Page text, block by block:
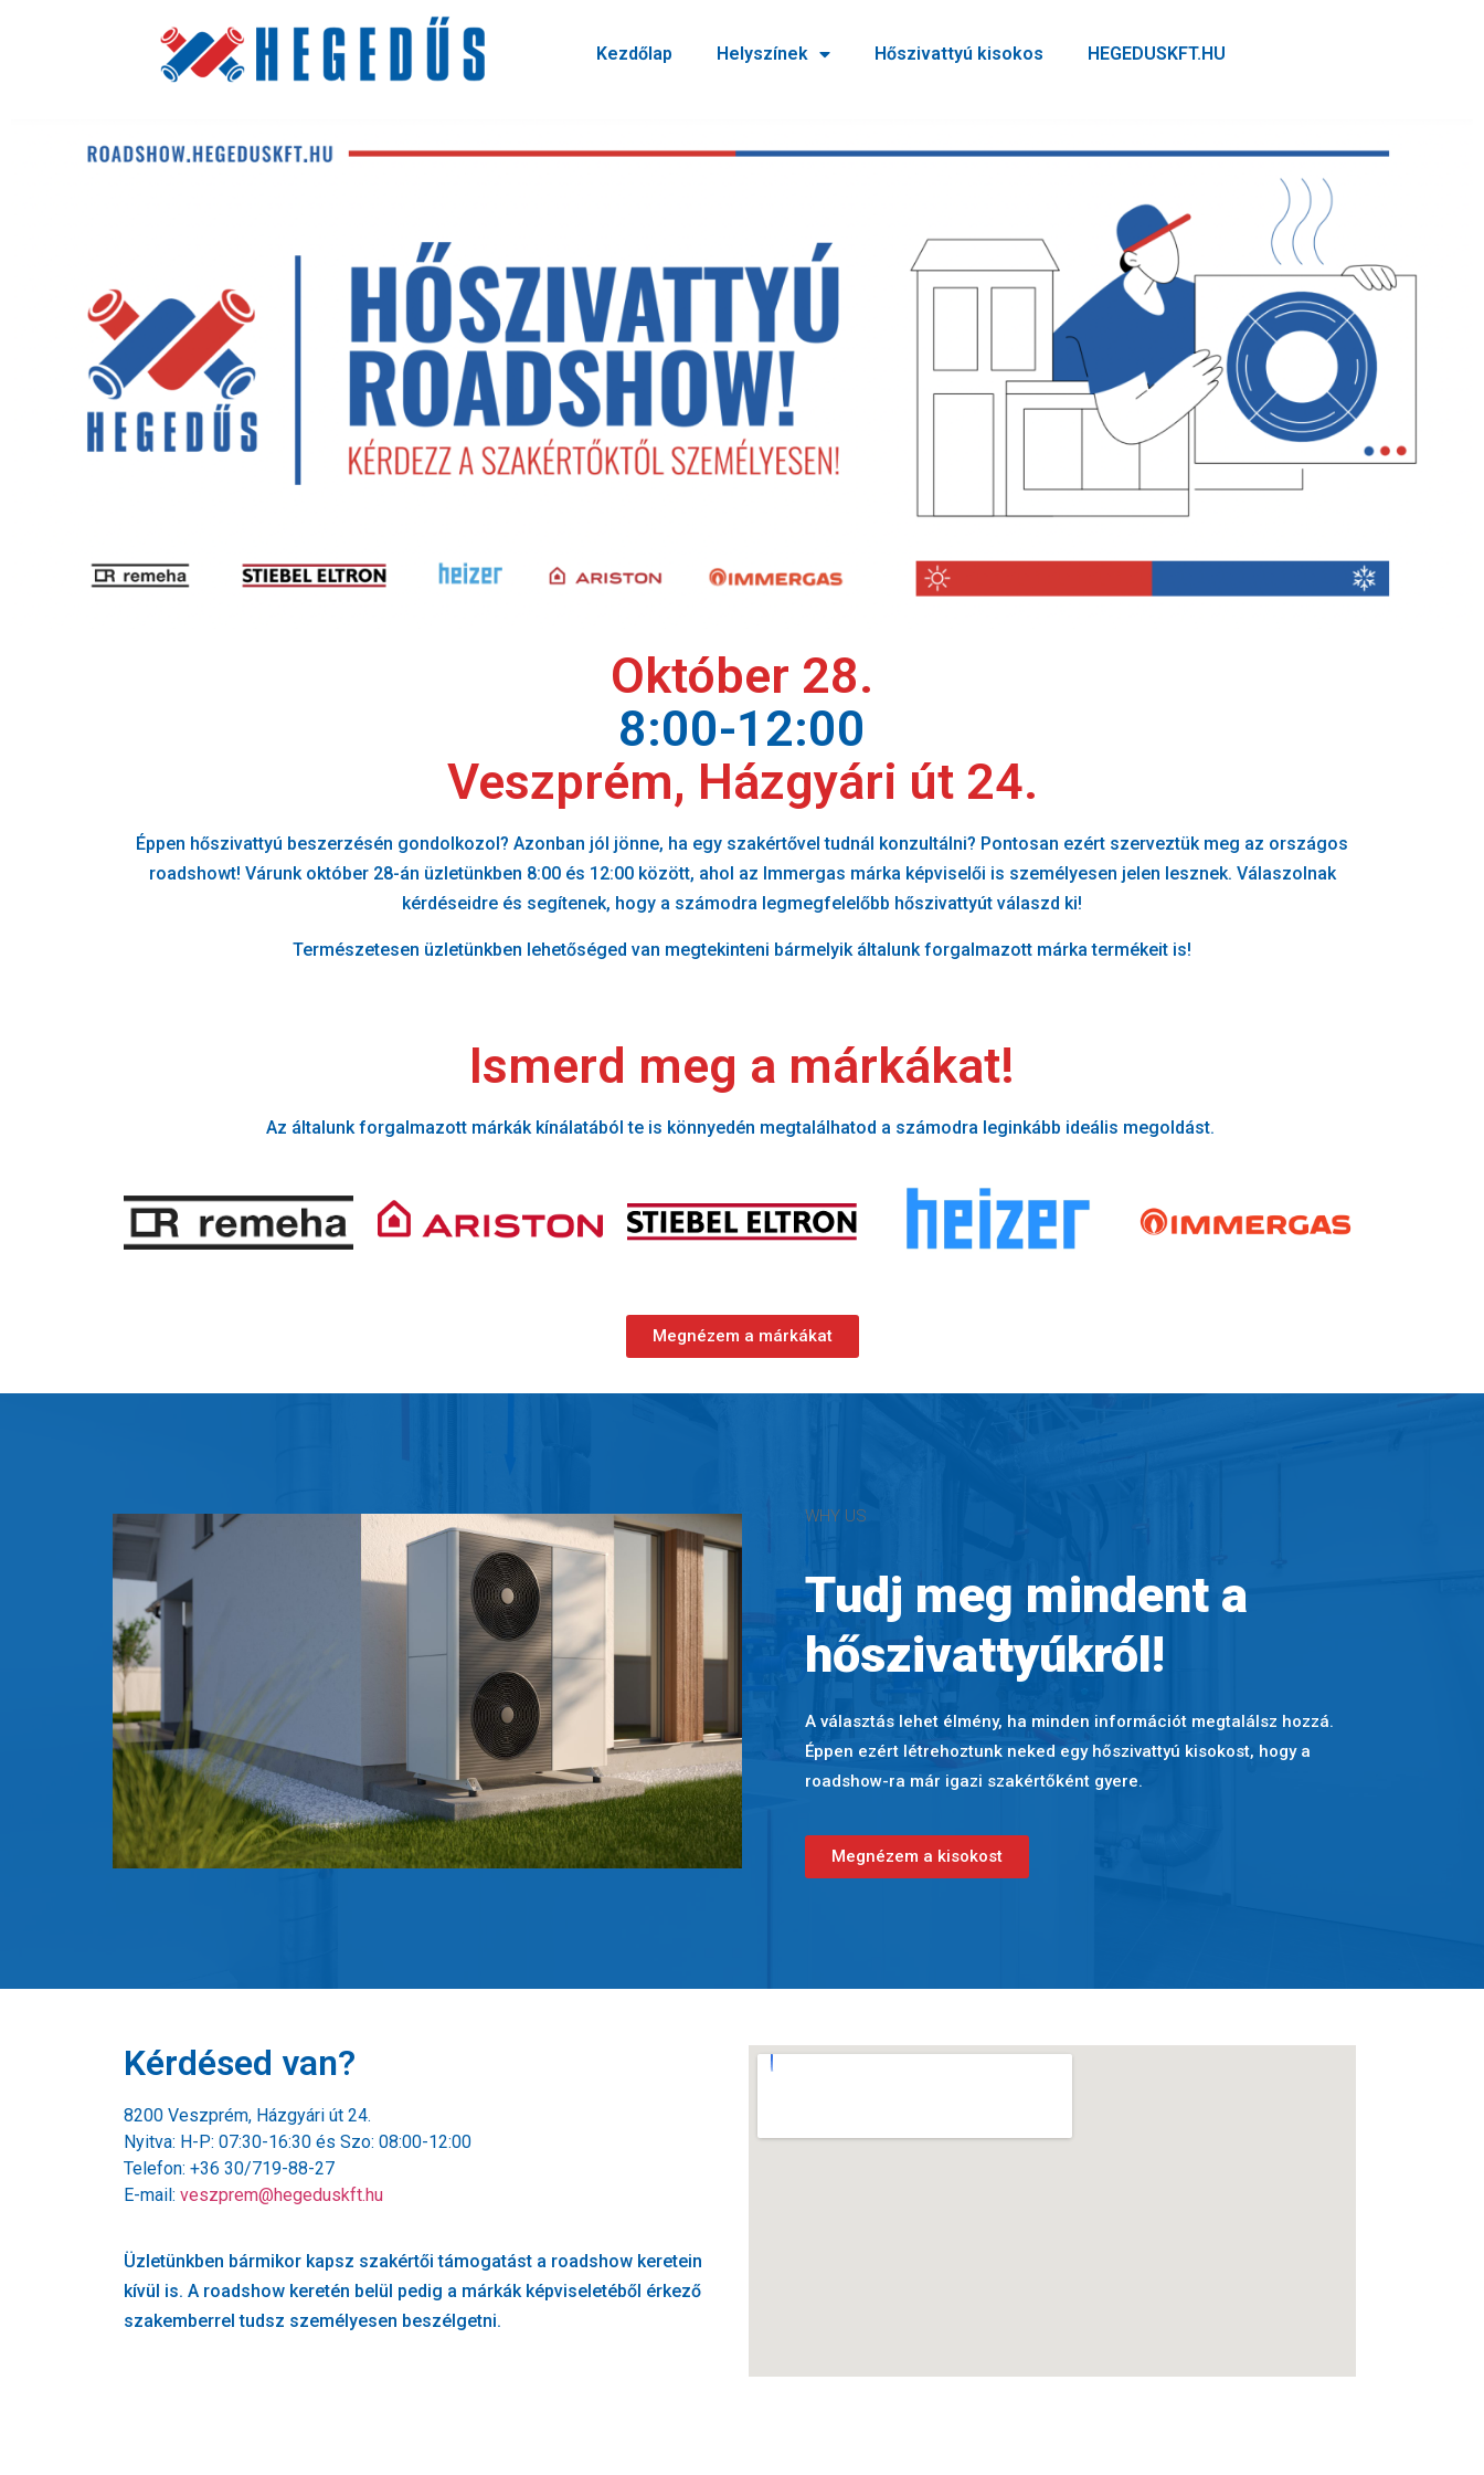
Kezdőlap Helyszínek Hőszivattyú kisokos HEGEDUSKFT.HU
Október 28.
8:00-12:00
Veszprém, Házgyári út 24.
Éppen hőszivattyú beszerzésén gondolkozol? Azonban jól jönne, ha egy szakértővel tudnál konzultálni? Pontosan ezért szerveztük meg az országos
roadshowt! Várunk október 28-án üzletünkben 8:00 és 12:00 között, ahol az Immergas márka képviselői is személyesen jelen lesznek. Válaszolnak
kérdéseidre és segítenek, hogy a számodra legmegfelelőbb hőszivattyút válaszd ki!
Természetesen üzletünkben lehetőséged van megtekinteni bármelyik általunk forgalmazott márka termékeit is!
Ismerd meg a márkákat!
Az általunk forgalmazott márkák kínálatából te is könnyedén megtalálhatod a számodra leginkább ideális megoldást.
Megnézem a márkákat
WHY US
Tudj meg mindent a
hőszivattyúkról!
A választás lehet élmény, ha minden információt megtalálsz hozzá.
Éppen ezért létrehoztunk neked egy hőszivattyú kisokost, hogy a
roadshow-ra már igazi szakértőként gyere.
Megnézem a kisokost
Kérdésed van?
8200 Veszprém, Házgyári út 24.
Nyitva: H-P: 07:30-16:30 és Szo: 08:00-12:00
Telefon: +36 30/719-88-27
E-mail: veszprem@hegeduskft.hu
Üzletünkben bármikor kapsz szakértői támogatást a roadshow keretein
kívül is. A roadshow keretén belül pedig a márkák képviseletéből érkező
szakemberrel tudsz személyesen beszélgetni.